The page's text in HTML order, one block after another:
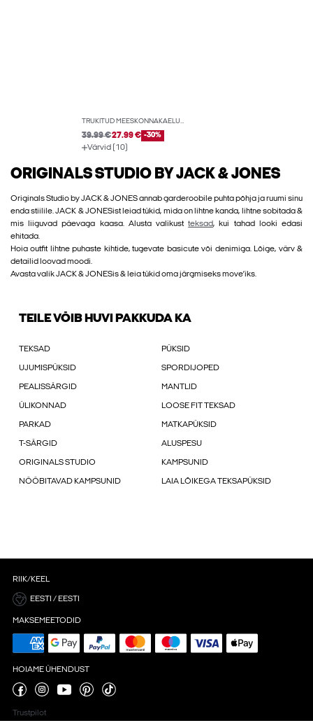
TRÜKITUD MEESKONNAKAELUSEGA HIGISTAMISSÄRK
39.99 €27.99 € -30%
Värvid (10)
ORIGINALS STUDIO BY JACK & JONES
Originals Studio by JACK & JONES annab garderoobile puhta põhja ja ruumi sinu
enda stiilile. JACK & JONESist leiad tükid, mida on lihtne kanda, lihtne sobitada &
mis liiguvad päevaga kaasa. Alusta valikustteksad, kui tahad looki edasi
ehitada.
Hoia outfit lihtne puhaste kihtide, tugevate basicute või denimiga. Lõige, värv &
detailid loovad moodi.
Avasta valik JACK & JONESis & leia tükid oma järgmiseks move’iks.
TEILE VÕIB HUVI PAKKUDA KA
TEKSAD PÜKSID
UJUMISPÜKSID SPORDIJOPED
PEALISSÄRGID MANTLID
ÜLIKONNAD LOOSE FIT TEKSAD
PARKAD MATKAPÜKSID
T-SÄRGID ALUSPESU
ORIGINALS STUDIO KAMPSUNID
NÖÖBITAVAD KAMPSUNID LAIA LÕIKEGA TEKSAPÜKSID
RIIK/KEEL
EESTI / EESTI
MAKSEMEETODID
HOIAME ÜHENDUST
Trustpilot